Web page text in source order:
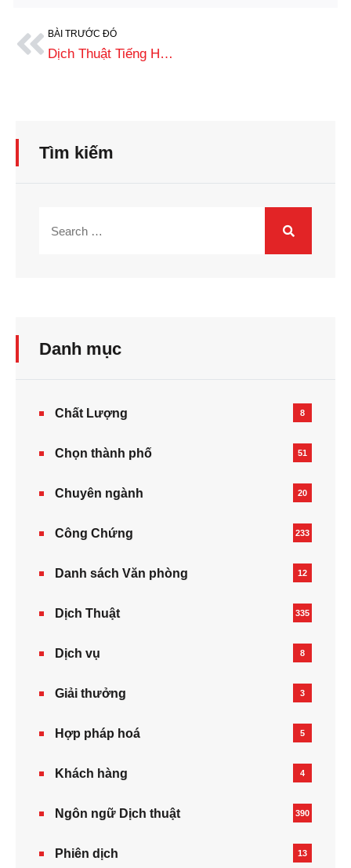
BÀI TRƯỚC ĐÓ
Dịch Thuật Tiếng Hindi Chuẩn Xác, Uy Tín Từ Năm 2008
Tìm kiếm
Danh mục
Chất Lượng 8
Chọn thành phố 51
Chuyên ngành 20
Công Chứng 233
Danh sách Văn phòng 12
Dịch Thuật 335
Dịch vụ 8
Giải thưởng 3
Hợp pháp hoá 5
Khách hàng 4
Ngôn ngữ Dịch thuật 390
Phiên dịch 13